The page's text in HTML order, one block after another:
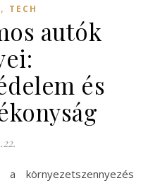
, TECH
autók
és